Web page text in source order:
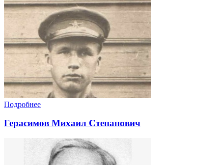
Подробнее
Герасимов Михаил Степанович